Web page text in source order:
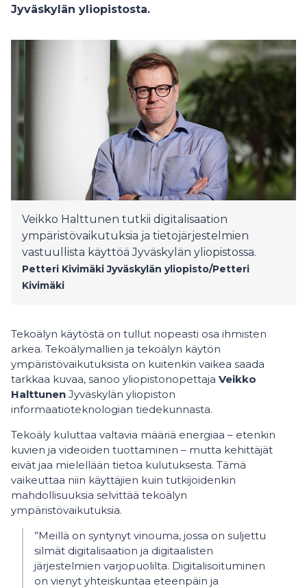
Jyväskylän yliopistosta.
Veikko Halttunen tutkii digitalisaation
ympäristövaikutuksia ja tietojärjestelmien
vastuullista käyttöä Jyväskylän yliopistossa.
Petteri Kivimäki Jyväskylän yliopisto/Petteri
Kivimäki
Tekoälyn käytöstä on tullut nopeasti osa ihmisten
arkea. Tekoälymallien ja tekoälyn käytön
ympäristövaikutuksista on kuitenkin vaikea saada
tarkkaa kuvaa, sanoo yliopistonopettaja Veikko
Halttunen Jyväskylän yliopiston
informaatioteknologian tiedekunnasta.
Tekoäly kuluttaa valtavia määriä energiaa – etenkin
kuvien ja videoiden tuottaminen – mutta kehittäjät
eivät jaa mielellään tietoa kulutuksesta. Tämä
vaikeuttaa niin käyttäjien kuin tutkijoidenkin
mahdollisuuksia selvittää tekoälyn
ympäristövaikutuksia.
”Meillä on syntynyt vinouma, jossa on suljettu
silmät digitalisaation ja digitaalisten
järjestelmien varjopuolilta. Digitalisoituminen
on vienyt yhteiskuntaa eteenpäin ja